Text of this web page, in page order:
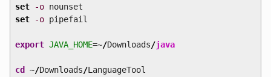
set
-onounset
set
-opipefail
export JAVA_HOME=~/Downloads/java
cd ~/Downloads/LanguageTool